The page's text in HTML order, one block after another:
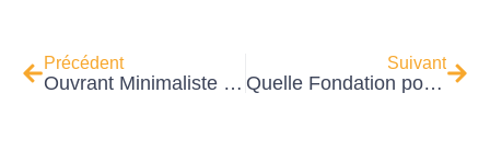
Précédent
Ouvrant Minimaliste vs Ouvrant Caché : Pourquoi, chez A2B Concept, nous avons fait notre choix
Suivant
Quelle Fondation pour une Pergola Bioclimatique? Plots Béton, Dalle, Terrasse Bois : Le Guide Technique pour une Stabilité à Toute Épreuve